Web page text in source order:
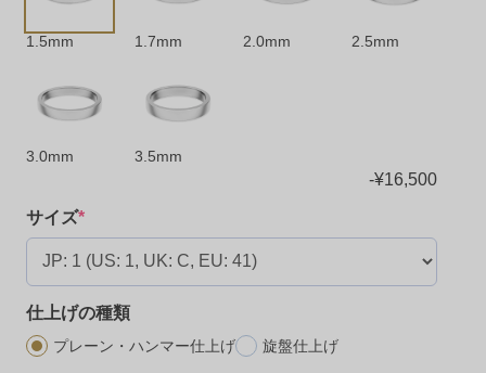
1.5mm 1.7mm 2.0mm 2.5mm
3.0mm 3.5mm
-¥16,500
サイズ*
仕上げの種類
プレーン・ハンマー仕上げ 旋盤仕上げ